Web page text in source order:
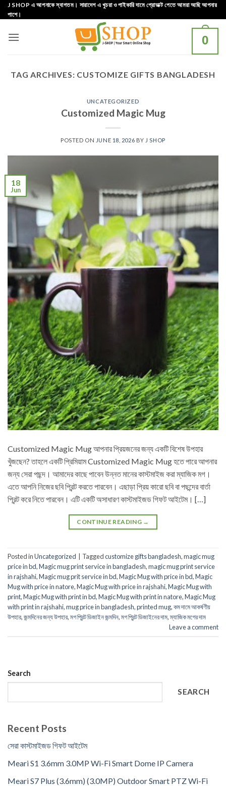
Skip
to
J SHOP এ আপনাকে স্বাগতম। সারাদেশ এ খুচরা ও পাইকারি দামে প্রোডাক্ট পেতে আমরা আছি আপনার
পাশে।
0
TAG ARCHIVES: CUSTOMIZE GIFTS BANGLADESH
UNCATEGORIZED
Customized Magic Mug
POSTED ON JUNE 18, 2026 BY J SHOP
18
Jun
Customized Magic Mug আপনার প্রিয়জনের জন্য একটি বিশেষ উপহার
খুঁজছেন? তাহলে একটি প্রিমিয়াম Customized Magic Mug হতে পারে আপনার
জন্য সেরা পছন্দ। আমাদের কাছে পাবেন উন্নত মানের কাস্টমাইজ করা ম্যাজিক মগ।
এতে আপনি নিজের ছবি প্রিন্ট করতে পারবেন। এছাড়া প্রিয় কারো ছবি বা পছন্দের বার্তা
প্রিন্ট করে নিতে পারবেন। এটি একটি অসাধারণ কাস্টমাইজড গিফট আইটেম। […]
CONTINUE READING →
Posted inUncategorized Taggedcustomize gifts bangladesh,magic mug
price in bd,Magic mug print service in bangladesh,magic mug print service
in rajshahi,Magic mug prit service in bd,Magic Mug with price in bd,Magic
Mug with price in natore,Magic Mug with price in rajshahi,Magic Mug with
print,Magic Mug with print in bd,Magic Mug with print in natore,Magic Mug
with print in rajshahi,mug price in bangladesh,printed mug,কম দামে আকর্ষণীয়
উপহার,জন্মদিনের জন্য উপহার,মগ প্রিন্ট ডিজাইন জন্মদিন,মগ প্রিন্ট ডিজাইনের দাম,ম্যাজিক মগের দাম
Leave a comment
Search
SEARCH
Recent Posts
সেরা কাস্টমাইজড গিফট আইটেম
Meari S1 3.6mm 3.0MP Wi-Fi Smart Dome IP Camera
Meari S7 Plus (3.6mm) (3.0MP) Outdoor Smart PTZ Wi-Fi